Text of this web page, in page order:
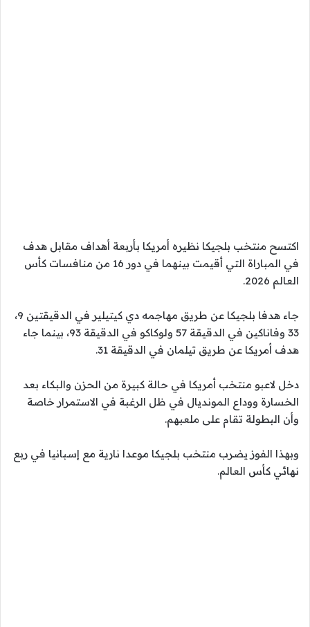
اكتسح منتخب بلجيكا نظيره أمريكا بأربعة أهداف مقابل هدف
في المباراة التي أقيمت بينهما في دور 16 من منافسات كأس
العالم 2026.
جاء هدفا بلجيكا عن طريق مهاجمه دي كيتيلير في الدقيقتين 9،
33 وفاناكين في الدقيقة 57 ولوكاكو في الدقيقة 93، بينما جاء
هدف أمريكا عن طريق تيلمان في الدقيقة 31.
دخل لاعبو منتخب أمريكا في حالة كبيرة من الحزن والبكاء بعد
الخسارة ووداع المونديال في ظل الرغبة في الاستمرار خاصة
وأن البطولة تقام على ملعبهم.
وبهذا الفوز يضرب منتخب بلجيكا موعدا نارية مع إسبانيا في ربع
نهائي كأس العالم.